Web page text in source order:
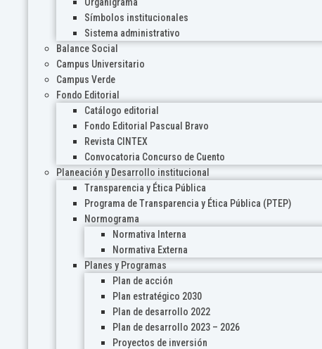
Símbolos institucionales
Sistema administrativo
Balance Social
Campus Universitario
Campus Verde
Fondo Editorial
Catálogo editorial
Fondo Editorial Pascual Bravo
Revista CINTEX
Convocatoria Concurso de Cuento
Planeación y Desarrollo institucional
Transparencia y Ética Pública
Programa de Transparencia y Ética Pública (PTEP)
Normograma
Normativa Interna
Normativa Externa
Planes y Programas
Plan de acción
Plan estratégico 2030
Plan de desarrollo 2022
Plan de desarrollo 2023 – 2026
Proyectos de inversión